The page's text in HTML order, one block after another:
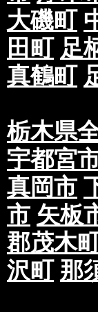
大磯町
田町 足
真鶴町
栃木県
宇都宮
真岡市
市 矢板
郡茂木
沢町 那